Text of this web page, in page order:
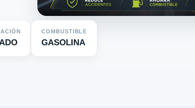
COMBUSTIBLE
GASOLINA